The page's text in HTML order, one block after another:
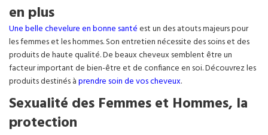
en plus
Une belle chevelure en bonne santéest un des atouts majeurs pour
les femmes et les hommes. Son entretien nécessite des soins et des
produits de haute qualité. De beaux cheveux semblent être un
facteur important de bien-être et de confiance en soi. Découvrez les
produits destinés àprendre soin de vos cheveux.
Sexualité des Femmes et Hommes, la
protection